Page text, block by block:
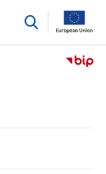
przejdź
Przejdź